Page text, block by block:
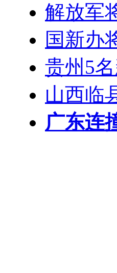
解放军
国新办
贵州5
山西临
广东连